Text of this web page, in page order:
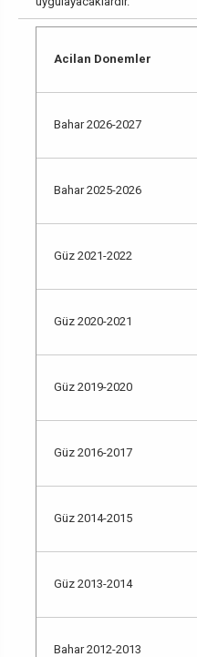
Acilan Donemler
Bahar 2026-2027
Bahar 2025-2026
Güz 2021-2022
Güz 2020-2021
Güz 2019-2020
Güz 2016-2017
Güz 2014-2015
Güz 2013-2014
Bahar 2012-2013